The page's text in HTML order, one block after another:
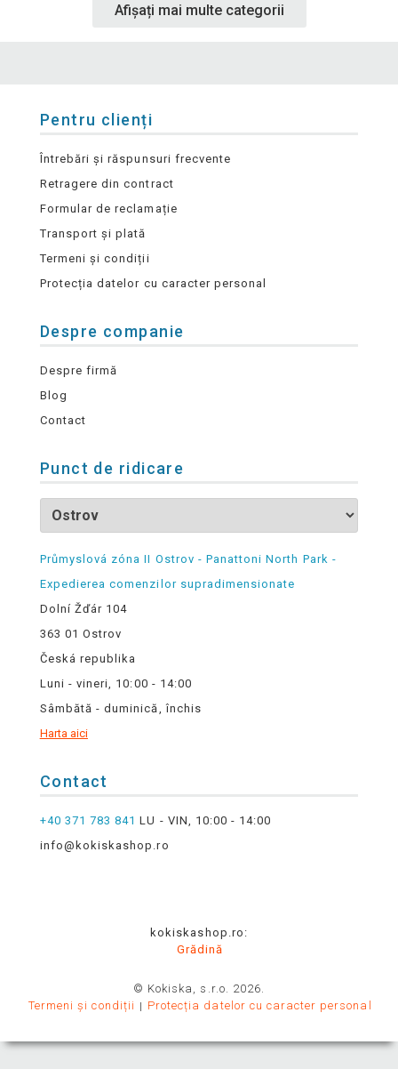
Afișați mai multe categorii
Pentru clienți
Întrebări și răspunsuri frecvente
Retragere din contract
Formular de reclamație
Transport și plată
Termeni și condiții
Protecția datelor cu caracter personal
Despre companie
Despre firmă
Blog
Contact
Punct de ridicare
Průmyslová zóna II Ostrov - Panattoni North Park -
Expedierea comenzilor supradimensionate
Dolní Žďár 104
363 01 Ostrov
Česká republika
Luni - vineri, 10:00 - 14:00
Sâmbătă - duminică, închis
Harta aici
Contact
+40 371 783 841 LU - VIN, 10:00 - 14:00
info@kokiskashop.ro
kokiskashop.ro:
Grădină
© Kokiska, s.r.o. 2026.
Termeni și condiții
Protecția datelor cu caracter personal